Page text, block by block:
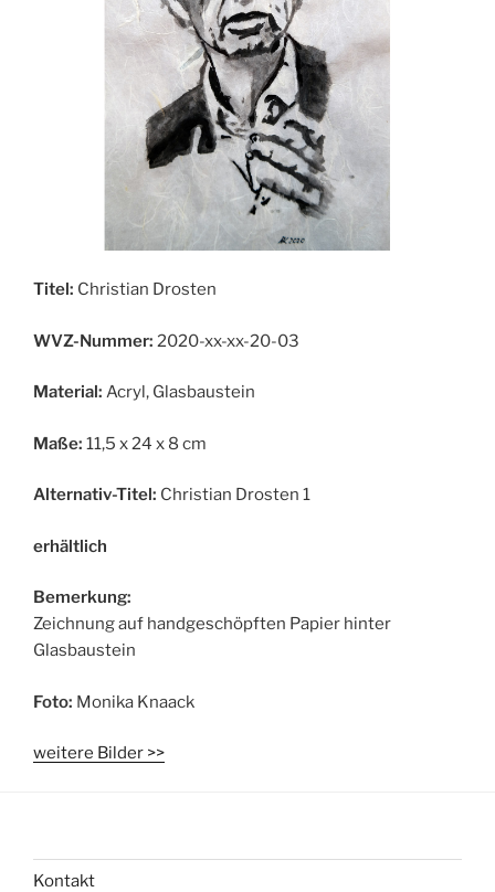
Titel: Christian Drosten
WVZ-Nummer: 2020-xx-xx-20-03
Material: Acryl, Glasbaustein
Maße: 11,5 x 24 x 8 cm
Alternativ-Titel: Christian Drosten 1
erhältlich
Bemerkung:
Zeichnung auf handgeschöpften Papier hinter
Glasbaustein
Foto: Monika Knaack
weitere Bilder >>
Kontakt